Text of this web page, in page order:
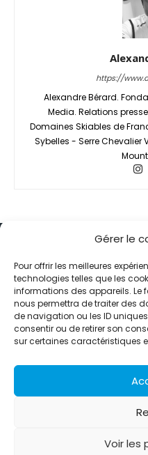
Gérer le
Pour offrir les meilleures
technologies telles que les
informations des appareils. Le
nous permettra de traiter des
de navigation ou les ID
consentir ou de retirer son
sur certaines caractéristiques
Voir les
https://
Alexandre Bérard.
Media. Relations
Domaines Skiables de
Sybelles - Serre Chevalier
Alternative Média est une
relations publiques basée à
pilote des stratégies de
grâce à un réseau